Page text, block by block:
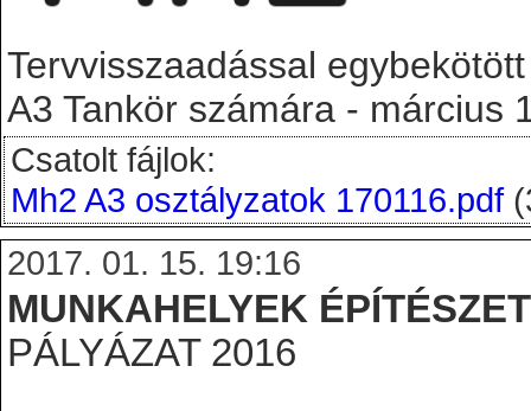
Tervvisszaadással
A3 Tankör számára - március
Csatolt fájlok:
Mh2 A3 osztályzatok 170116.pdf
2017. 01. 15. 19:16
MUNKAHELYEK
PÁLYÁZAT 2016